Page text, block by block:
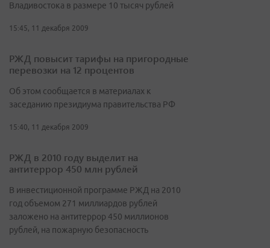
Владивостока в размере 10 тысяч рублей
15:45, 11 декабря 2009
РЖД повысит тарифы на пригородные
перевозки на 12 процентов
Об этом сообщается в материалах к
заседанию президиума правительства РФ
15:40, 11 декабря 2009
РЖД в 2010 году выделит на
антитеррор 450 млн рублей
В инвестиционной программе РЖД на 2010
год объемом 271 миллиардов рублей
заложено на антитеррор 450 миллионов
рублей, на пожарную безопасность